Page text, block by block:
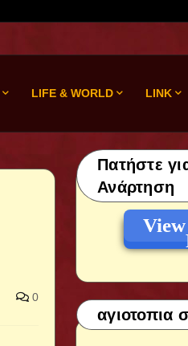
LIFE & WORLD LINK
0
Πατήστε
Ανάρτηση
αγιοτοπια